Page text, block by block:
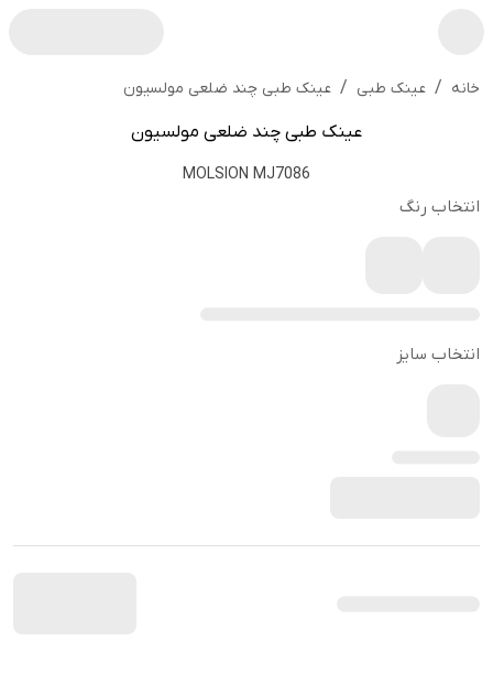
خانه / عینک طبی / عینک طبی چند ضلعی مولسیون
عینک طبی چند ضلعی مولسیون
MOLSION MJ7086
انتخاب رنگ
انتخاب سایز